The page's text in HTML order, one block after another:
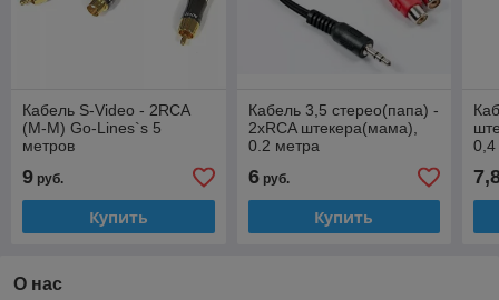
Кабель S-Video - 2RCA
(M-M) Go-Lines`s 5
метров
9 руб.
Купить
Кабель 3,5 стерео(папа) -
2xRCA штекера(мама),
0.2 метра
6руб.
Купить
0,4
О нас